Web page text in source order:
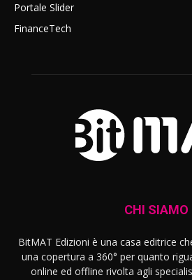
Portale Slider
FinanceTech
CHI SIAMO
BitMAT Edizioni è una casa editrice
una copertura a 360° per quanto
online ed offline rivolta agli